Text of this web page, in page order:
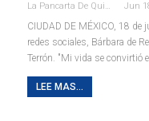
La Pancarta De Quintana Roo Jun
CIUDAD DE MÉXICO, 18
redes sociales, Bárbara de
Terrón. "Mi vida se convirtió
LEE MAS...